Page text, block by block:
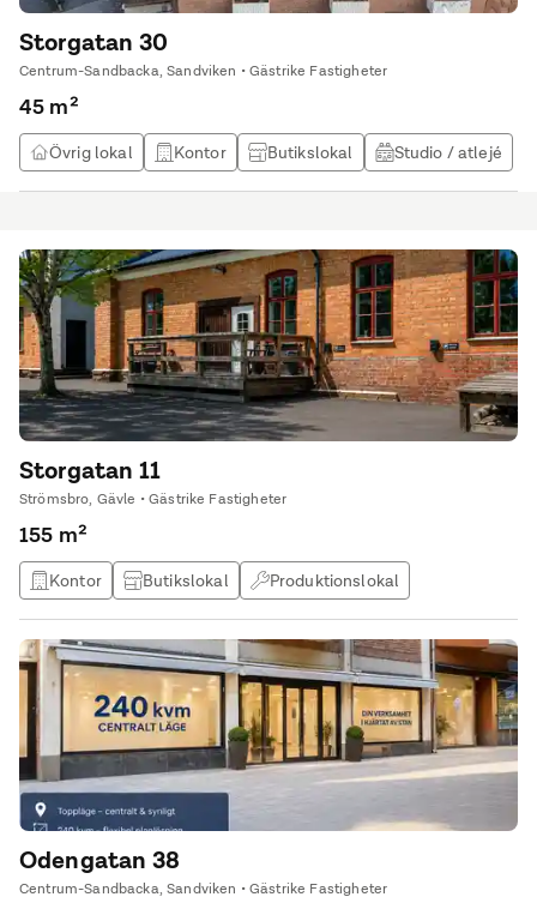
Storgatan 30
Centrum-Sandbacka, Sandviken • Gästrike Fastigheter
45 m²
Övrig lokal Kontor Butikslokal Studio / atlejé
Storgatan 11
Strömsbro, Gävle • Gästrike Fastigheter
155 m²
Kontor Butikslokal
Produktionslokal
Lagerlokal
Odengatan 38
Centrum-Sandbacka, Sandviken • Gästrike Fastigheter